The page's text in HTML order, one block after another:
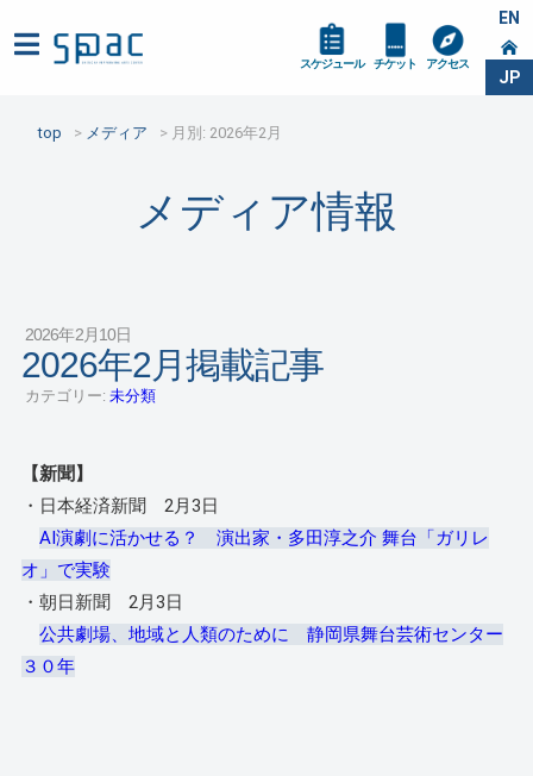
EN
JP
スケジュール チケット アクセス
top メディア 月別: 2026年2月
メディア情報
2026年2月10日
2026年2月掲載記事
カテゴリー: 未分類
【新聞】
・日本経済新聞 2月3日
AI演劇に活かせる？ 演出家・多田淳之介 舞台「ガリレ
オ」で実験
・朝日新聞 2月3日
公共劇場、地域と人類のために 静岡県舞台芸術センター
３０年